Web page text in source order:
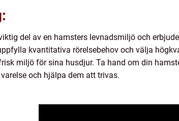
del av en hamsters levnadsmiljö och
kvantitativa rörelsebehov och välja
miljö för sina husdjur. Ta hand om din
och hjälpa dem att trivas.